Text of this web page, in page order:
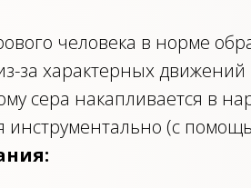
человека в норме
за характерных
сера накапливается в
инструментально (с